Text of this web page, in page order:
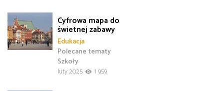
Cyfrowa mapa do
świetnej zabawy
Edukacja
Polecane tematy
Szkoły
luty 2025
1 959